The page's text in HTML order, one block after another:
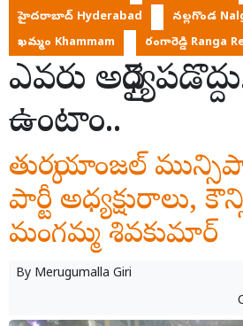
హైదరాబాద్ Hyderabad
నల్లగొండ
ఖమ్మం Khammam
రంగారెడ్డి Ranga
ఎవరు
ఉంటాం..
తుర్కయాంజల్
పార్టీ అధ్యక్షురాలు,
మంగమ్మ శివకుమార్
By Merugumalla Giri